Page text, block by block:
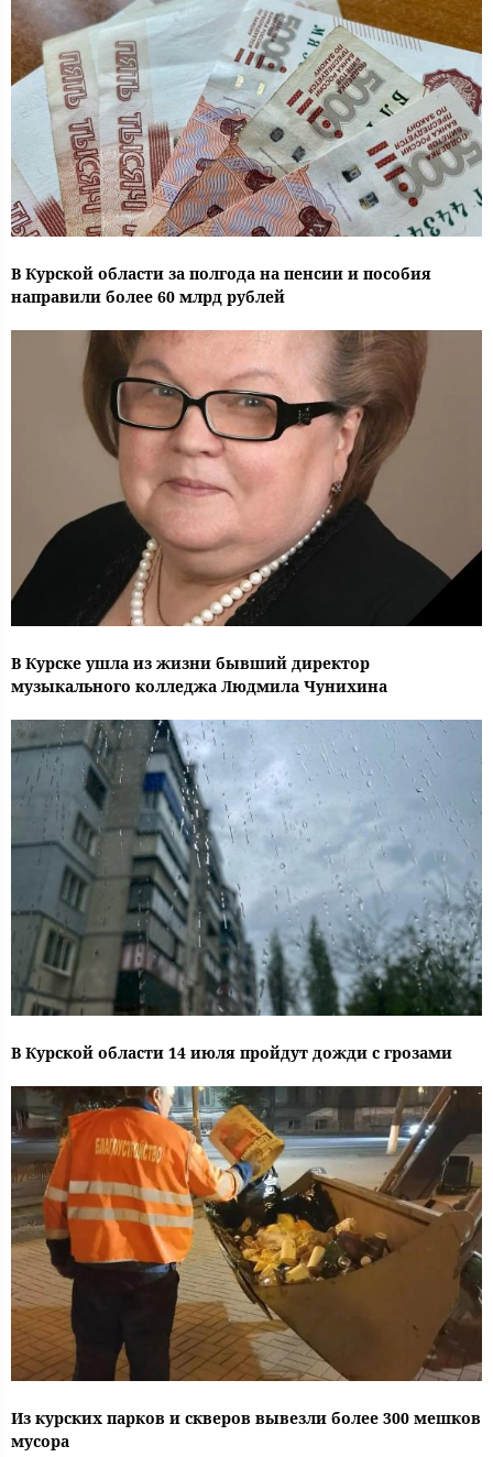
В Курской области за полгода на пенсии и пособия
направили более 60 млрд рублей
В Курске ушла из жизни бывший директор
музыкального колледжа Людмила Чунихина
В Курской области 14 июля пройдут дожди с грозами
Из курских парков и скверов вывезли более 300 мешков
мусора